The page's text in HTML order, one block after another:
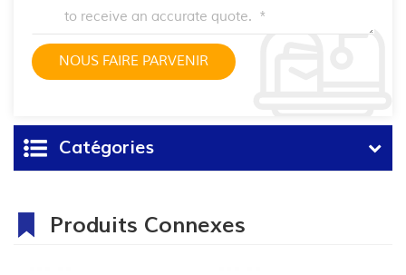
Catégories
Produits Connexes